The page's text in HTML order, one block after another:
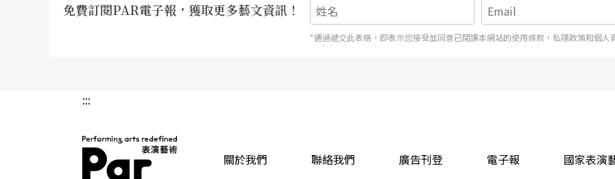
免費訂閱PAR電子報，獲取更多藝文資訊！
*通過遞交此表格，即表示您接受並同意已閱讀本網站的使用條款，私隱政策和個人
:::
關於我們 聯絡我們 廣告刊登 電子報 國家表演